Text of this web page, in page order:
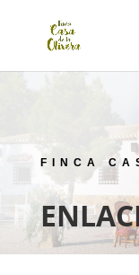
FINCA